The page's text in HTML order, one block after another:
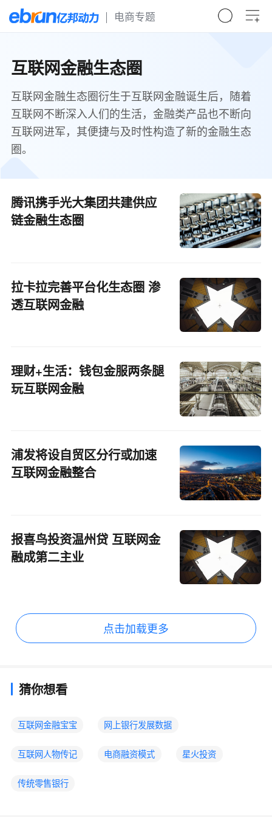
电商专题
互联网金融生态圈
互联网金融生态圈衍生于互联网金融诞生后，随着
互联网不断深入人们的生活，金融类产品也不断向
互联网进军，其便捷与及时性构造了新的金融生态
圈。
腾讯携手光大集团共建供应
链金融生态圈
拉卡拉完善平台化生态圈 渗
透互联网金融
理财+生活：钱包金服两条腿
玩互联网金融
浦发将设自贸区分行或加速
互联网金融整合
报喜鸟投资温州贷 互联网金
融成第二主业
点击加载更多
猜你想看
互联网金融宝宝 网上银行发展数据
互联网人物传记 电商融资模式 星火投资
传统零售银行